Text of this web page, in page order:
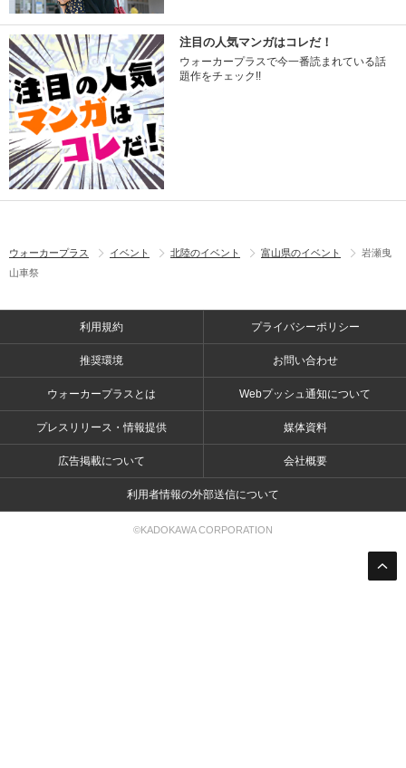
注目の人気マンガはコレだ！
ウォーカープラスで今一番読まれている話
題作をチェック!!
ウォーカープラス イベント 北陸のイベント 富山県のイベント
岩瀬曳
山車祭
利用規約 プライバシーポリシー
推奨環境 お問い合わせ
ウォーカープラスとは Webプッシュ通知について
プレスリリース・情報提供 媒体資料
広告掲載について 会社概要
利用者情報の外部送信について
©KADOKAWA CORPORATION